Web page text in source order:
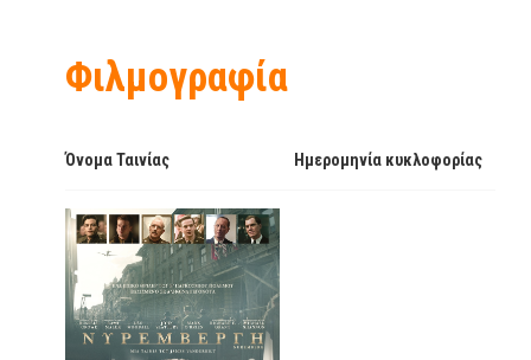
Φιλμογραφία
Όνομα Ταινίας Ημερομηνία κυκλοφορίας